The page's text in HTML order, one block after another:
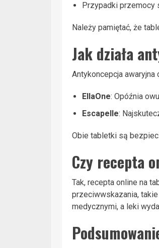
Przypadki przemocy
Należy pamiętać, że
Jak działa
Antykoncepcja
EllaOne: Opóźnia
Escapelle:
Obie tabletki są
Czy recepta
Tak, recepta online na
przeciwwskazania,
medycznymi, a leki